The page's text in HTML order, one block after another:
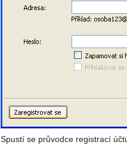
Spustí se průvodce registrací